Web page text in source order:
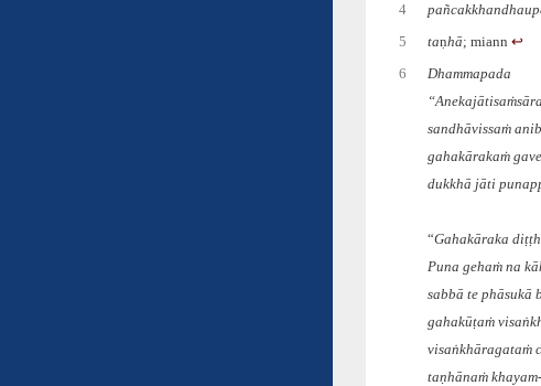
4
5 taṇhā; miann↩︎
6
Dhammapada
sandhāvissaṁ
gahakārakaṁ
dukkhā jāti
“Gahakāraka
Puna gehaṁ na
sabbā te phāsukā
gahakūṭaṁ
visaṅkhāragataṁ
taṇhānaṁ